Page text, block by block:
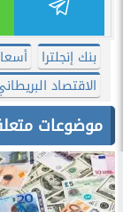
بنك إنجلترا
الاقتصاد
موضوعات